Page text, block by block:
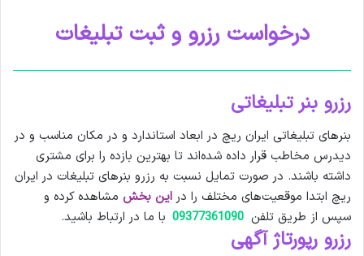
درخواست رزرو و ثبت تبلیغات
رزرو بنر تبلیغاتی
بنرهای تبلیغاتی ایران ریچ در ابعاد استاندارد و در مکان مناسب و در
دیدرس مخاطب قرار داده شده‌اند تا بهترین بازده را برای مشتری
داشته‌ باشند. در صورت تمایل نسبت به رزرو بنرهای تبلیغات در ایران
ریچ ابتدا موقعیت‌های مختلف را در این بخش مشاهده کرده و
سپس از طریق تلفن‌ 09377361090 با ما در ارتباط باشید.
رزرو رپورتاژ آگهی